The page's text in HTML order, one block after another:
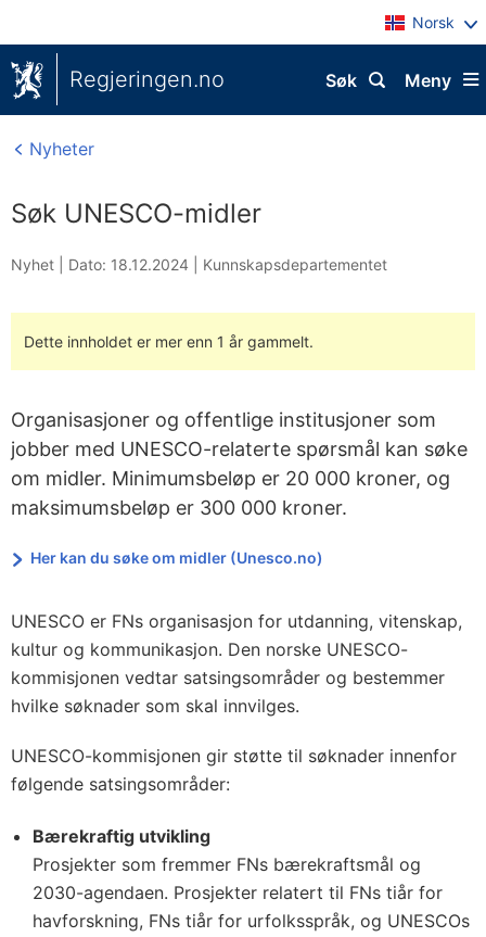
Norsk
Regjeringen.no Meny
Søk
Nyheter
Søk UNESCO-midler
Nyhet | Dato: 18.12.2024 Kunnskapsdepartementet
Dette innholdet er mer enn 1 år gammelt.
Organisasjoner og offentlige institusjoner som
jobber med UNESCO-relaterte spørsmål kan søke
om midler. Minimumsbeløp er 20 000 kroner, og
maksimumsbeløp er 300 000 kroner.
Her kan du søke om midler (Unesco.no)
UNESCO er FNs organisasjon for utdanning, vitenskap,
kultur og kommunikasjon. Den norske UNESCO-
kommisjonen vedtar satsingsområder og bestemmer
hvilke søknader som skal innvilges.
UNESCO-kommisjonen gir støtte til søknader innenfor
følgende satsingsområder:
Bærekraftig utvikling
Prosjekter som fremmer FNs bærekraftsmål og
2030-agendaen. Prosjekter relatert til FNs tiår for
havforskning, FNs tiår for urfolksspråk, og UNESCOs